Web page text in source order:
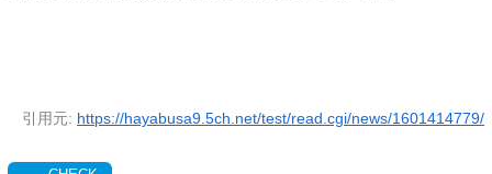
引用元: https://hayabusa9.5ch.net/test/read.cgi/news/1601414779/